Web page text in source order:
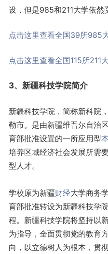
设，但是985和211大学依然
点击这里查看全国39所985
点击这里查看全国115所211
3、新疆科技学院简介
新疆科技学院，简称新科
勒市。是由新疆维吾尔自治
育部批准设置的一所应用型
培养区域经济社会发展所需
型人才。
学校原为新疆财经大学商务
育部批准转设为新疆科技学
程。新疆科技学院将坚持以
为指导，全面贯彻党的教育
向，以立德树人为根本，贯